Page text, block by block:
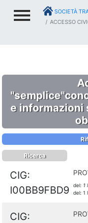
SOCIETÀ
ACCESSO
e informazioni
Ricerca
CIG:
I00BB9FBD9
del: 1
del:1
CIG: